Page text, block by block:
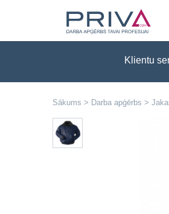
Klientu
Sākums > Darba apģērbs >